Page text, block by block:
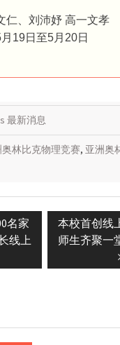
仁、刘沛妤 高一文孝
19日至5月20日
最新消息
奥林比克物理竞赛, 亚洲奥
名家
线上
Next
post:
本校首创线
师生齐聚一